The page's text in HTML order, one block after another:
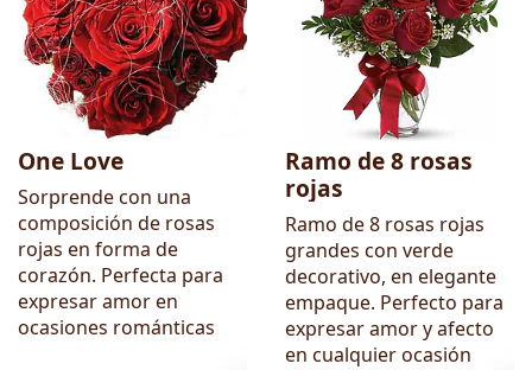
One Love
Sorprende con una
composición de rosas
rojas en forma de
corazón. Perfecta para
expresar amor en
ocasiones románticas
Ramo de 8 rosas
rojas
Ramo de 8 rosas rojas
grandes con verde
decorativo, en elegante
empaque. Perfecto para
expresar amor y afecto
en cualquier ocasión